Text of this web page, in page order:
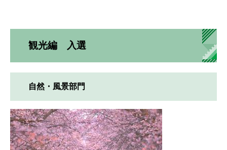
観光編 入選
自然・風景部門